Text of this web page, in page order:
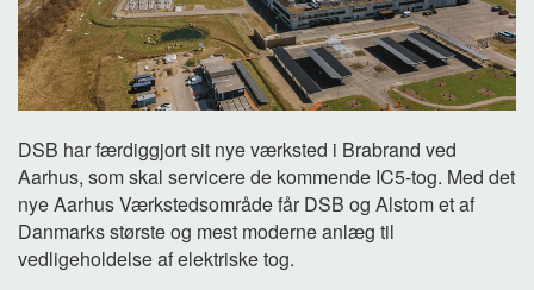
DSB har færdiggjort sit nye værksted i Brabrand ved
Aarhus, som skal servicere de kommende IC5-tog. Med det
nye Aarhus Værkstedsområde får DSB og Alstom et af
Danmarks største og mest moderne anlæg til
vedligeholdelse af elektriske tog.